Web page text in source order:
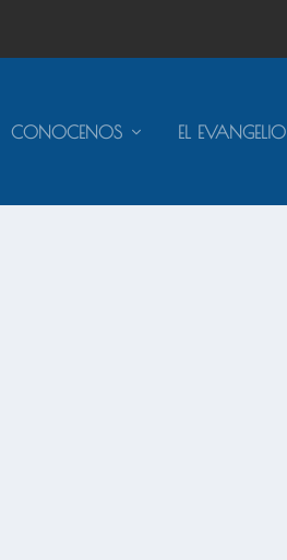
CONOCENOS EL EVANGELIO